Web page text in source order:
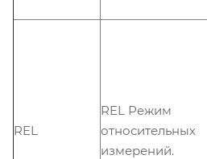
REL
REL Режим
относительных
измерений.